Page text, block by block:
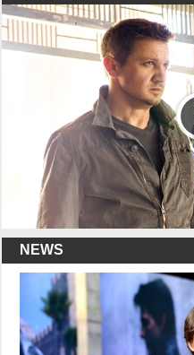
NEWS